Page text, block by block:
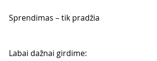
Sprendimas – tik pradžia
Labai dažnai girdime: